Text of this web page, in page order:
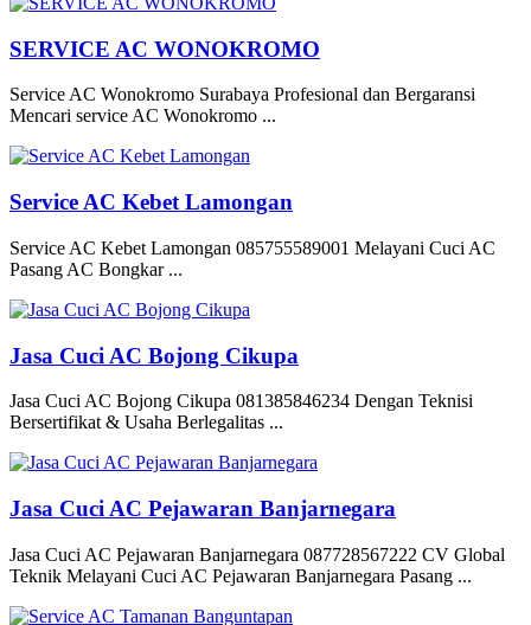
SERVICE AC WONOKROMO
Service AC Wonokromo Surabaya Profesional dan Bergaransi
Mencari service AC Wonokromo ...
Service AC Kebet Lamongan
Service AC Kebet Lamongan 085755589001 Melayani Cuci AC
Pasang AC Bongkar ...
Jasa Cuci AC Bojong Cikupa
Jasa Cuci AC Bojong Cikupa 081385846234 Dengan Teknisi
Bersertifikat & Usaha Berlegalitas ...
Jasa Cuci AC Pejawaran Banjarnegara
Jasa Cuci AC Pejawaran Banjarnegara 087728567222 CV Global
Teknik Melayani Cuci AC Pejawaran Banjarnegara Pasang ...